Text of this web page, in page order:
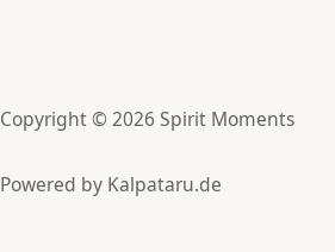
Copyright © 2026 Spirit Moments
Powered by Kalpataru.de